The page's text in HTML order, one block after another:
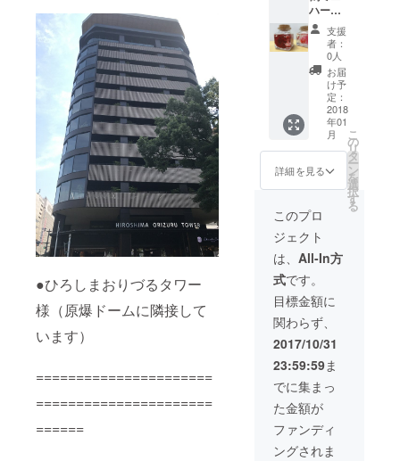
●ひろしまおりづるタワー
様（原爆ドームに隣接して
います）
======================
======================
======
ワン商
品で
す。
（瓶の
高さは
約8ｃ
ｍ）
ハーバ
リウ
ム 1
点】＆
【※お好
みの商
品 1
点】の
セッ
ト！ ※
お好み
の商品
は下記
よりお
選びく
ださい
●スト
ラップ
●ロング
ピアス
●ショー
トピア
ス ●ピ
アス＆
ヘアピ
ンセッ
ト ●折
り鶴ミ
ニハー
バリウ
ム
支援
者：
0人
お届
け予
定：
2018
年01
月
詳細を見る
こ
の
リ
タ
ー
ン
を
選
択
す
る
このプロ
ジェクト
は、 All-In方
式です。
目標金額に
関わらず、
2017/10/31
23:59:59ま
でに集まっ
た金額が
ファンディ
ングされま